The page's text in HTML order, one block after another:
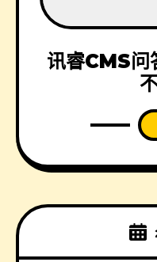
讯睿CMS问